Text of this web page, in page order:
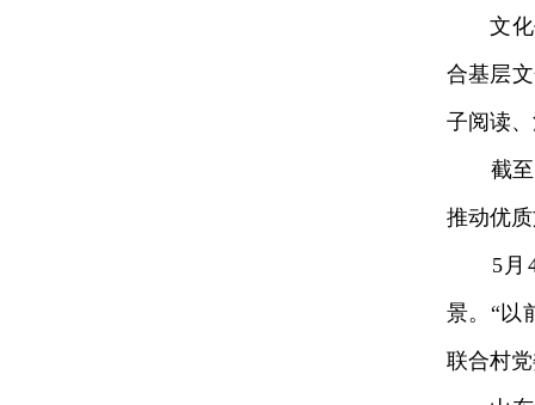
文化书
合基层
子阅读
截至目
推动优
5月4
景。“以
联合村